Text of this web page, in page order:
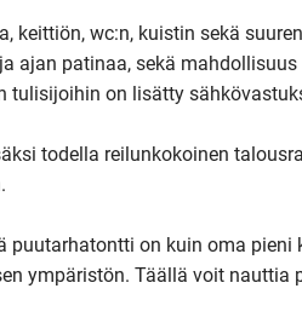
keittiön, wc:n, kuistin sekä
ajan patinaa, sekä
tulisijoihin on lisätty
todella reilunkokoinen
puutarhatontti on kuin oma
ympäristön. Täällä voit